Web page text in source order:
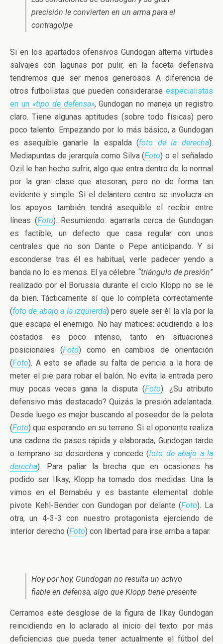
precisión le convierten en un arma para el
contragolpe
Si en los apartados ofensivos Gundogan alterna virtudes
salvajes con lagunas por pulir, en la faceta defensiva
tendremos que ser menos generosos. A diferencia de
otros futbolistas que pueden considerarse especialistas
en un «tipo de defensa», Gundogan no maneja un registro
claro. Tiene algunas aptitudes (sobre todo físicas) pero
poco talento. Empezando por lo más básico, a Gundogan
es asequible ganarle la espalda (foto de la derecha).
Mediapuntas de jerarquía como Silva (Foto) o el señalado
Ozil le han hecho sufrir, algo que entra dentro de lo normal
por la gran clase que atesoran, pero no de forma tan
evidente y simple. Si el delantero centro se involucra en
los apoyos también tendrá asequible el recibir entre
líneas (Foto). Resumiendo: agarrarla cerca de Gundogan
es factible, un defecto que casa regular con unos
centrales que no son Dante o Pepe anticipando. Y si
esconderse tras él es habitual, verle padecer yendo a
banda no lo es menos. El ya célebre “triángulo de presión”
realizado por el Borussia durante el ciclo Klopp no se le
da bien. Tácticamente sí que lo completa correctamente
(foto de abajo a la izquierda) pero suele ser él la vía por la
que escapa el enemigo. No hay matices: acudiendo a los
costados es poco intenso, tanto en situaciones
posicionales (Foto) como en cambios de orientación
(Foto). A esto se añade su falta de pericia a la hora de
meter el pie para robar el balón. No evita la entrada pero
muy pocas veces gana la disputa (Foto). ¿Su atributo
defensivo más destacado? Quizás la presión adelantada.
Desde luego es mejor buscando al poseedor de la pelota
(Foto) que esperando en su terreno. Si el oponente realiza
una cadena de pases rápida y elaborada, Gundogan tarde
o temprano se desordena y concede (foto de abajo a la
derecha). Para paliar la brecha que en ocasiones ha
podido ser Ilkay, Klopp ha tomado dos medidas. Una la
vimos en el Bernabéu y es bastante elemental: doble
pivote Kehl-Bender con Gundogan por delante (Foto). La
otra, un 4-3-3 con nuestro protagonista ejerciendo de
interior derecho (Foto) con libertad para irse arriba a tapar.
Hoy por hoy, Gundogan no resulta un activo
fiable en defensa, algo que Klopp tiene presente
Cerramos este desglose de la figura de Ilkay Gundogan
reincidiendo en lo aclarado al inicio del texto: por más
deficiencias que pueda tener actualmente el fútbol del